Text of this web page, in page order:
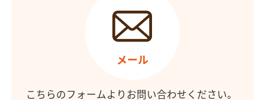
メール
こちらのフォームよりお問い合わせください。